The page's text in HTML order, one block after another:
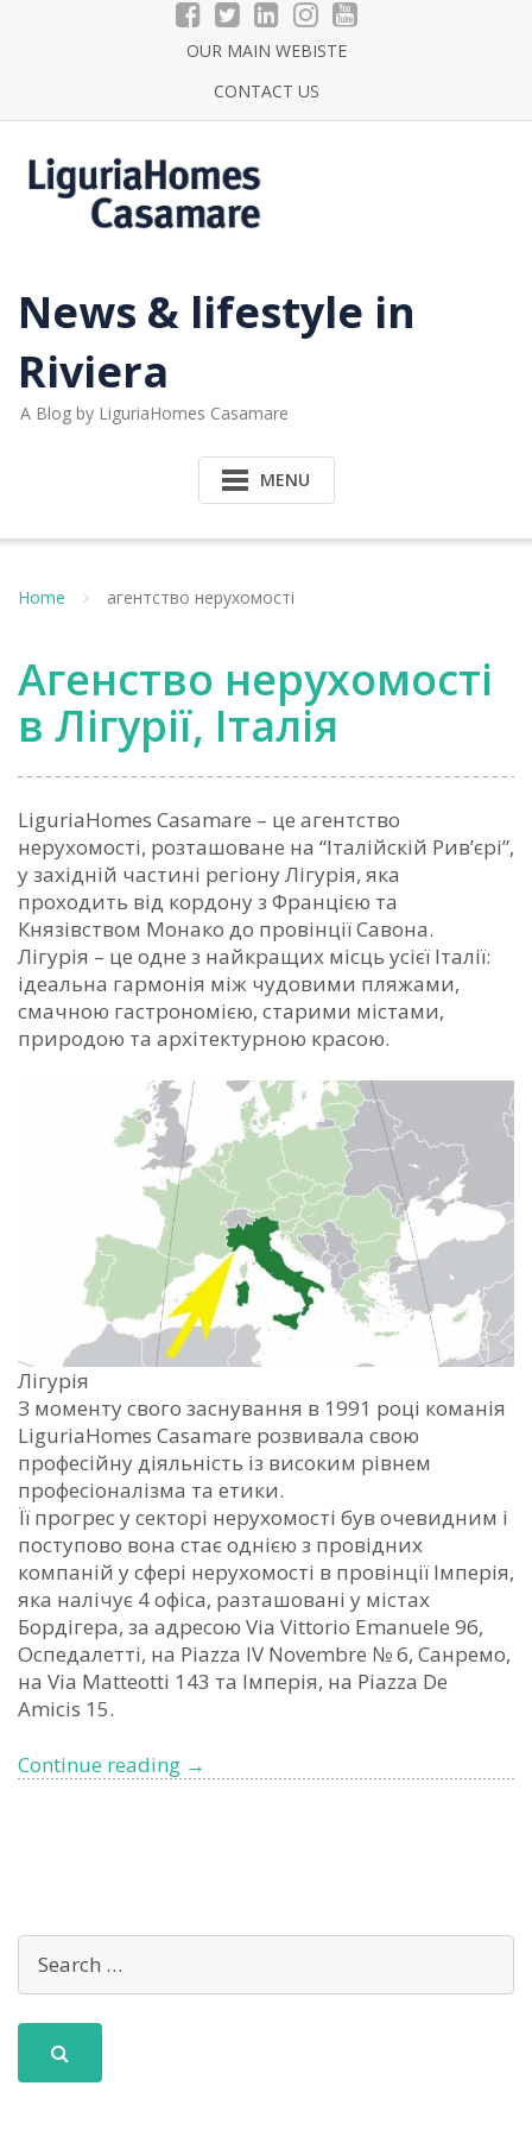
OUR MAIN WEBISTE
CONTACT US
News & lifestyle in
Riviera
A Blog by LiguriaHomes Casamare
MENU
Home агентство нерухомості
Агенство нерухомості
в Лігурії, Італія
LiguriaHomes Casamare – це агентство
нерухомості, розташоване на “Італійскій Рив’єрі”,
у західній частині регіону Лігурія, яка
проходить від кордону з Францією та
Князівством Монако до провінції Савона.
Лігурія – це одне з найкращих місць усієї Італії:
ідеальна гармонія між чудовими пляжами,
смачною гастрономією, старими містами,
природою та архітектурною красою.
Лігурія
З моменту свого заснування в 1991 році команія
LiguriaHomes Casamare розвивала свою
професійну діяльність із високим рівнем
професіоналізма та етики.
Її прогрес у секторі нерухомості був очевидним і
поступово вона стає однією з провідних
компаній у сфері нерухомості в провінції Імперія,
яка налічує 4 офіса, разташовані у містах
Бордігера, за адресою Via Vittorio Emanuele 96,
Оспедалетті, на Piazza IV Novembre № 6, Санремо,
на Via Matteotti 143 та Імперія, на Piazza De
Amicis 15.
Continue reading Агенство
→